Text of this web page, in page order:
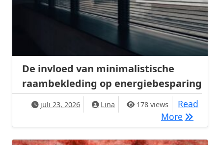
De invloed van minimalistische
raambekleding op energiebesparing
juli 23, 2026 Lina 178 views
Read
More De